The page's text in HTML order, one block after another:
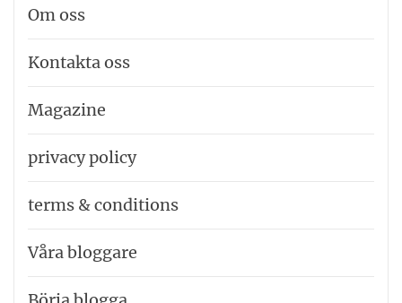
Om oss
Kontakta oss
Magazine
privacy policy
terms & conditions
Våra bloggare